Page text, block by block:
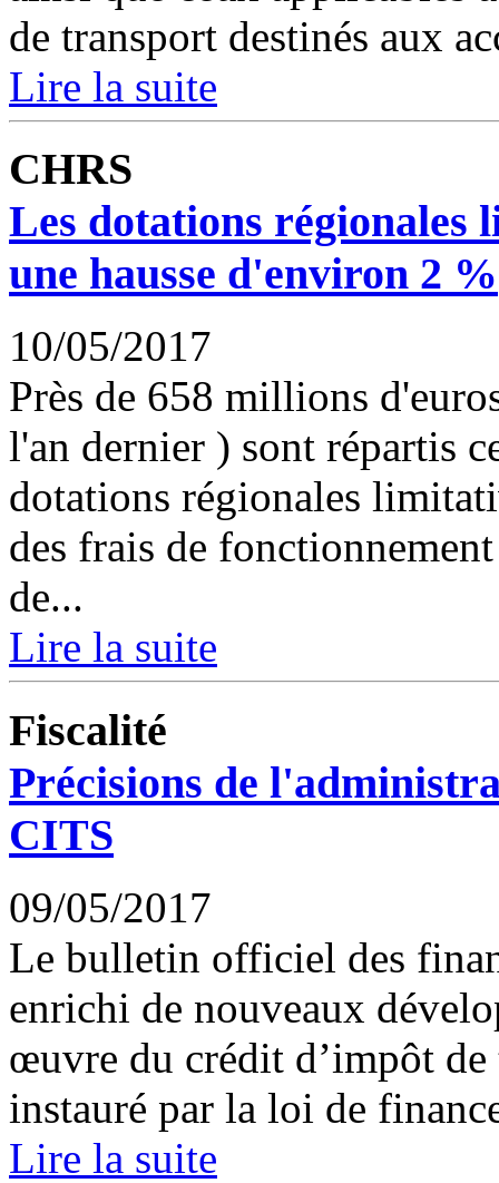
de transport destinés aux
Lire la suite
CHRS
Les dotations régionales
une hausse d'environ 2 %
10/05/2017
Près de 658 millions
l'an dernier ) sont répartis
dotations régionales
des frais de
de...
Lire la suite
Fiscalité
Précisions de
CITS
09/05/2017
Le bulletin officiel des
enrichi de nouveaux
œuvre du crédit d’impôt
instauré par la loi de
Lire la suite